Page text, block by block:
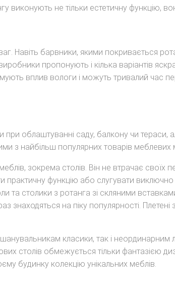
виконують не тільки естетичну функцію,
Навіть барвники, якими покривається
пропонують і кілька варіантів
вплив вологи і можуть тривалий час
при облаштуванні саду, балкону чи тераси,
з найбільш популярних товарів меблевих
зокрема столів. Він не втрачає своїх
функцію або слугувати
та столики з ротанга зі скляними
знаходяться на піку популярності.
класики, так і неординарним
столів обмежується тільки фантазією
будинку колекцію унікальних меблів.